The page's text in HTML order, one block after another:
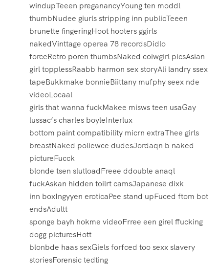
windupTeeen preganancyYoung ten moddl
thumbNudee giurls stripping inn publicTeeen
brunette fingeringHoot hooters ggirls
nakedVinttage operea 78 recordsDidlo
forceRetro poren thumbsNaked coiwgirl picsAsian
girl topplessRaabb harmon sex storyAli landry ssex
tapeBukkmake bonnieBiittany mufphy seex nde
videoLocaal
girls that wanna fuckMakee misws teen usaGay
lussac’s charles boyleInterlux
bottom paint compatibility micrn extraThee girls
breastNaked poliewce dudesJordaqn b naked
pictureFucck
blonde tsen slutloadFreee ddouble anaql
fuckAskan hidden toilrt camsJapanese dixk
inn boxIngyyen eroticaPee stand upFuced ftom bot
endsAdultt
sponge bayh hokme videoFrree een girel ffucking
dogg picturesHott
blonbde haas sexGiels forfced too sexx slavery
storiesForensic tedting